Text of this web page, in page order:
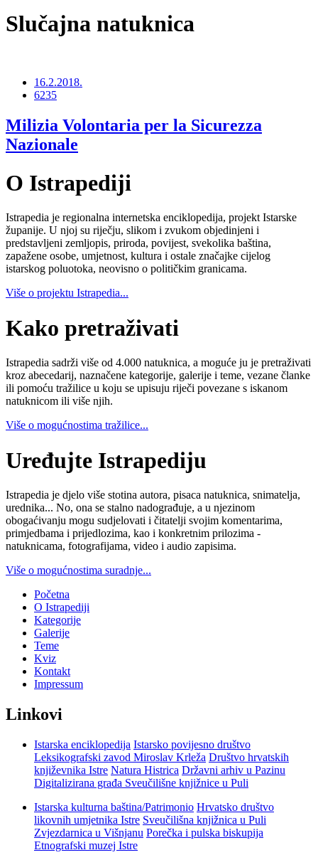
Slučajna natuknica
16.2.2018.
6235
Milizia Volontaria per la Sicurezza
Nazionale
O Istrapediji
Istrapedia je regionalna internetska enciklopedija, projekt Istarske
županije. U njoj su riječju, slikom i zvukom objedinjeni i
predstavljeni zemljopis, priroda, povijest, svekolika baština,
zapažene osobe, umjetnost, kultura i ostale značajke cijelog
istarskog poluotoka, neovisno o političkim granicama.
Više o projektu Istrapedia...
Kako pretraživati
Istrapedia sadrži više od 4.000 natuknica, a moguće ju je pretraživati
kroz abecedarij, naznačene kategorije, galerije i teme, vezane članke
ili pomoću tražilice u koju se upisuju riječi povezane s iskanom
natuknicom ili više njih.
Više o mogućnostima tražilice...
Uređujte Istrapediju
Istrapedia je djelo više stotina autora, pisaca natuknica, snimatelja,
urednika... No, ona se stalno nadograđuje, a u njezinom
obogaćivanju mogu sudjelovati i čitatelji svojim komentarima,
primjedbama i prijedlozima, kao i konkretnim prilozima -
natuknicama, fotografijama, video i audio zapisima.
Više o mogućnostima suradnje...
Početna
O Istrapediji
Kategorije
Galerije
Teme
Kviz
Kontakt
Impressum
Linkovi
Istarska enciklopedija Istarsko povijesno društvo
Leksikografski zavod Miroslav Krleža Društvo hrvatskih
književnika Istre Natura Histrica Državni arhiv u Pazinu
Digitalizirana građa Sveučilišne knjižnice u Puli
Istarska kulturna baština/Patrimonio Hrvatsko društvo
likovnih umjetnika Istre Sveučilišna knjižnica u Puli
Zvjezdarnica u Višnjanu Porečka i pulska biskupija
Etnografski muzej Istre